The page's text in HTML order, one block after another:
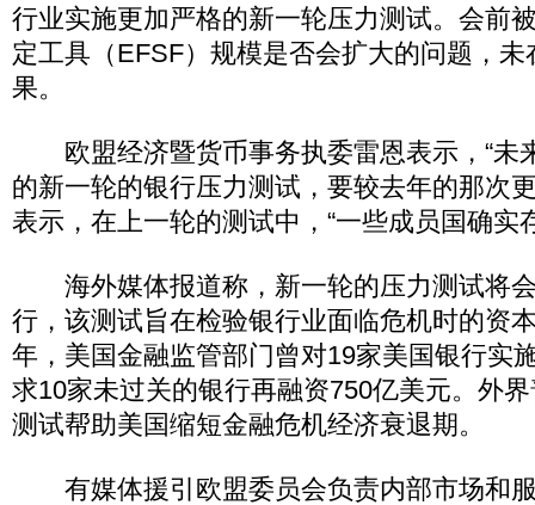
行业实施更加严格的新一轮压力测试。会前
定工具（EFSF）规模是否会扩大的问题，
果。
欧盟经济暨货币事务执委雷恩表示，“未
的新一轮的银行压力测试，要较去年的那次
表示，在上一轮的测试中，“一些成员国确实
海外媒体报道称，新一轮的压力测试将
行，该测试旨在检验银行业面临危机时的资
年，美国金融监管部门曾对19家美国银行实
求10家未过关的银行再融资750亿美元。外
测试帮助美国缩短金融危机经济衰退期。
有媒体援引欧盟委员会负责内部市场和服